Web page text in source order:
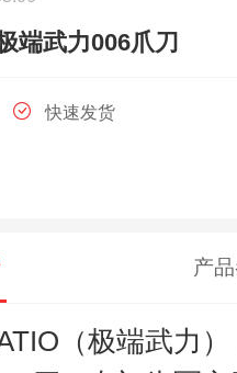
端武力006爪刀
快速发货
产
（极端武力